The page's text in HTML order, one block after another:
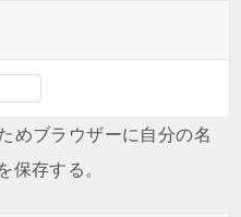
めブラウザーに自分の名
保存する。